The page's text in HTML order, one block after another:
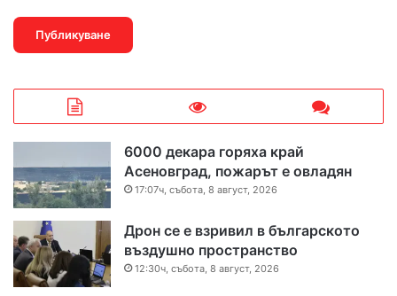
6000 декара горяха край
Асеновград, пожарът е овладян
17:07ч, събота, 8 август, 2026
Дрон се е взривил в българското
въздушно пространство
12:30ч, събота, 8 август, 2026